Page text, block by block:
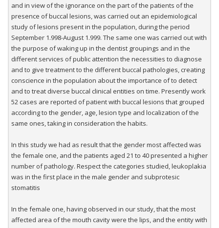
and in view of the ignorance on the part of the patients of the
presence of buccal lesions, was carried out an epidemiological
study of lesions present in the population, during the period
September 1.998-August 1.999. The same one was carried out with
the purpose of waking up in the dentist groupings and in the
different services of public attention the necessities to diagnose
and to give treatment to the different buccal pathologies, creating
conscience in the population about the importance of to detect
and to treat diverse buccal clinical entities on time. Presently work
52 cases are reported of patient with buccal lesions that grouped
according to the gender, age, lesion type and localization of the
same ones, taking in consideration the habits.
In this study we had as result that the gender most affected was
the female one, and the patients aged 21 to 40 presented a higher
number of pathology. Respect the categories studied, leukoplakia
was in the first place in the male gender and subprotesic
stomatitis
In the female one, having observed in our study, that the most
affected area of the mouth cavity were the lips, and the entity with